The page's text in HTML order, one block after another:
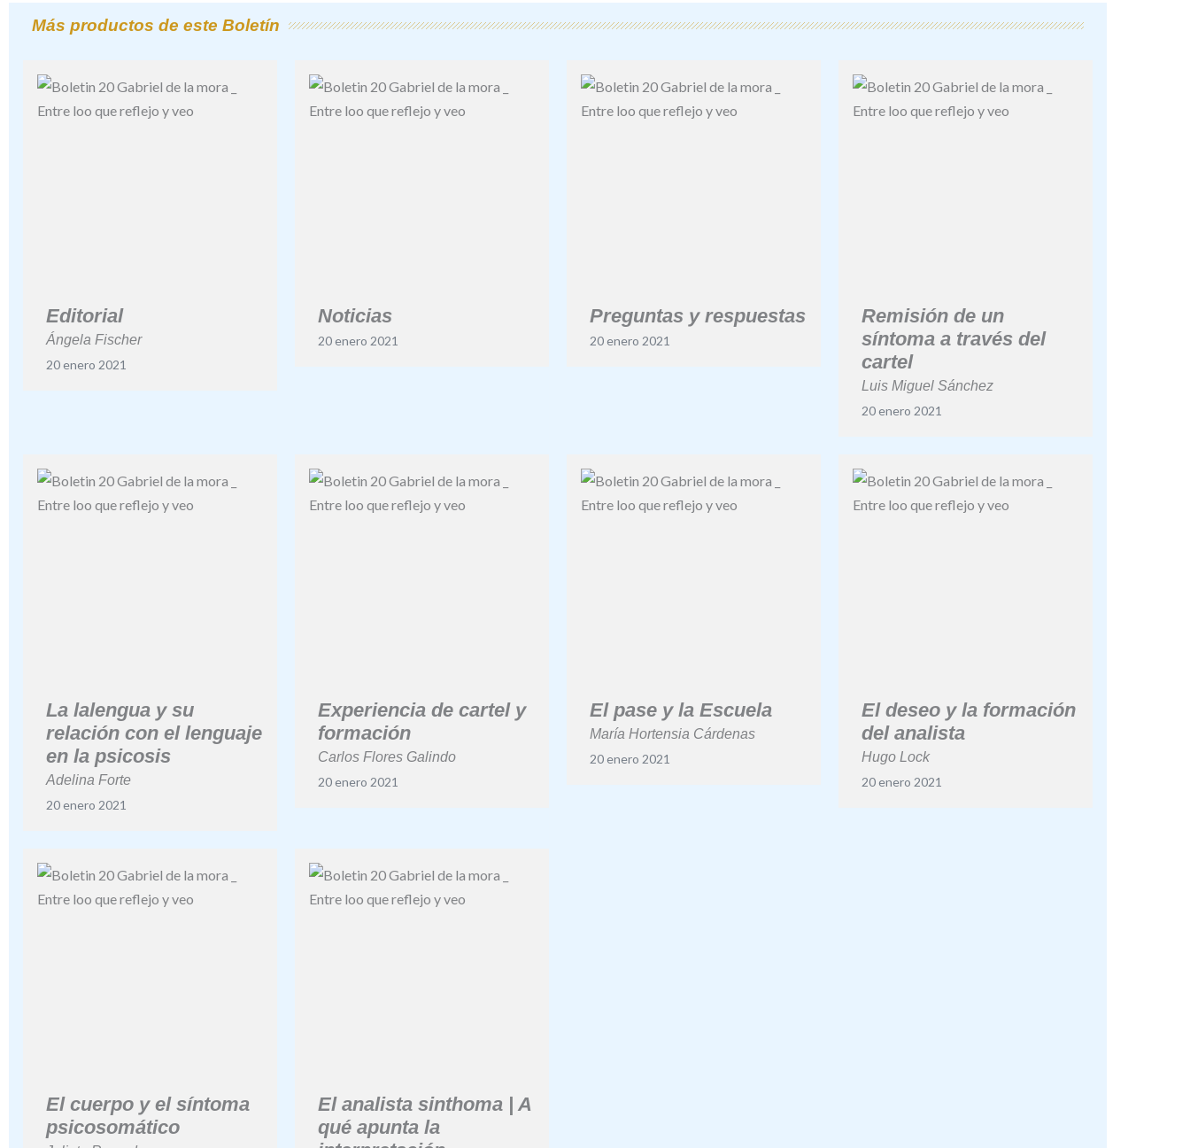
Más productos de este Boletín
Editorial
Ángela Fischer
20 enero 2021
Noticias
20 enero 2021
Preguntas y respuestas
20 enero 2021
Remisión de un
síntoma a través del
cartel
Luis Miguel Sánchez
20 enero 2021
La lalengua y su
relación con el lenguaje
en la psicosis
Adelina Forte
20 enero 2021
Experiencia de cartel y
formación
Carlos Flores Galindo
20 enero 2021
El pase y la Escuela
María Hortensia Cárdenas
20 enero 2021
El deseo y la formación
del analista
Hugo Lock
20 enero 2021
El cuerpo y el síntoma
psicosomático
El analista sinthoma | A
qué apunta la